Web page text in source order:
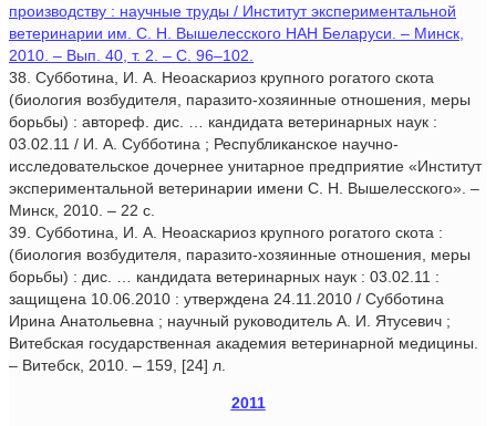
производству : научные труды / Институт экспериментальной
ветеринарии им. С. Н. Вышелесского НАН Беларуси. – Минск,
2010. – Вып. 40, т. 2. – С. 96–102.
38. Субботина, И. А. Неоаскариоз крупного рогатого скота
(биология возбудителя, паразито-хозяинные отношения, меры
борьбы) : автореф. дис. … кандидата ветеринарных наук :
03.02.11 / И. А. Субботина ; Республиканское научно-
исследовательское дочернее унитарное предприятие «Институт
экспериментальной ветеринарии имени С. Н. Вышелесского». –
Минск, 2010. – 22 с.
39. Субботина, И. А. Неоаскариоз крупного рогатого скота :
(биология возбудителя, паразито-хозяинные отношения, меры
борьбы) : дис. … кандидата ветеринарных наук : 03.02.11 :
защищена 10.06.2010 : утверждена 24.11.2010 / Субботина
Ирина Анатольевна ; научный руководитель А. И. Ятусевич ;
Витебская государственная академия ветеринарной медицины.
– Витебск, 2010. – 159, [24] л.
2011